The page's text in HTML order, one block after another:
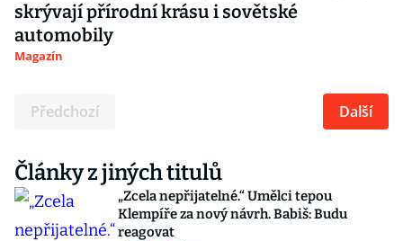
skrývají přírodní krásu i sovětské
automobily
Magazín
Předchozí Další
Články z jiných titulů
„Zcela nepřijatelné.“ Umělci tepou
Klempíře za nový návrh. Babiš: Budu
reagovat